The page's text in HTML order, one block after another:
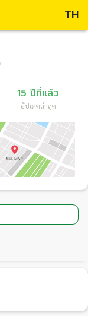
TH
15 ปีที่แล้ว
อัปเดตล่าสุด